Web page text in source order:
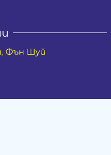
Фън Шуй